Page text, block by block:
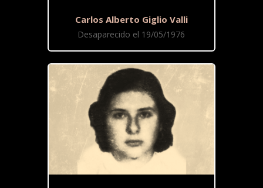
Carlos Alberto Giglio Valli
Desaparecido el 19/05/1976